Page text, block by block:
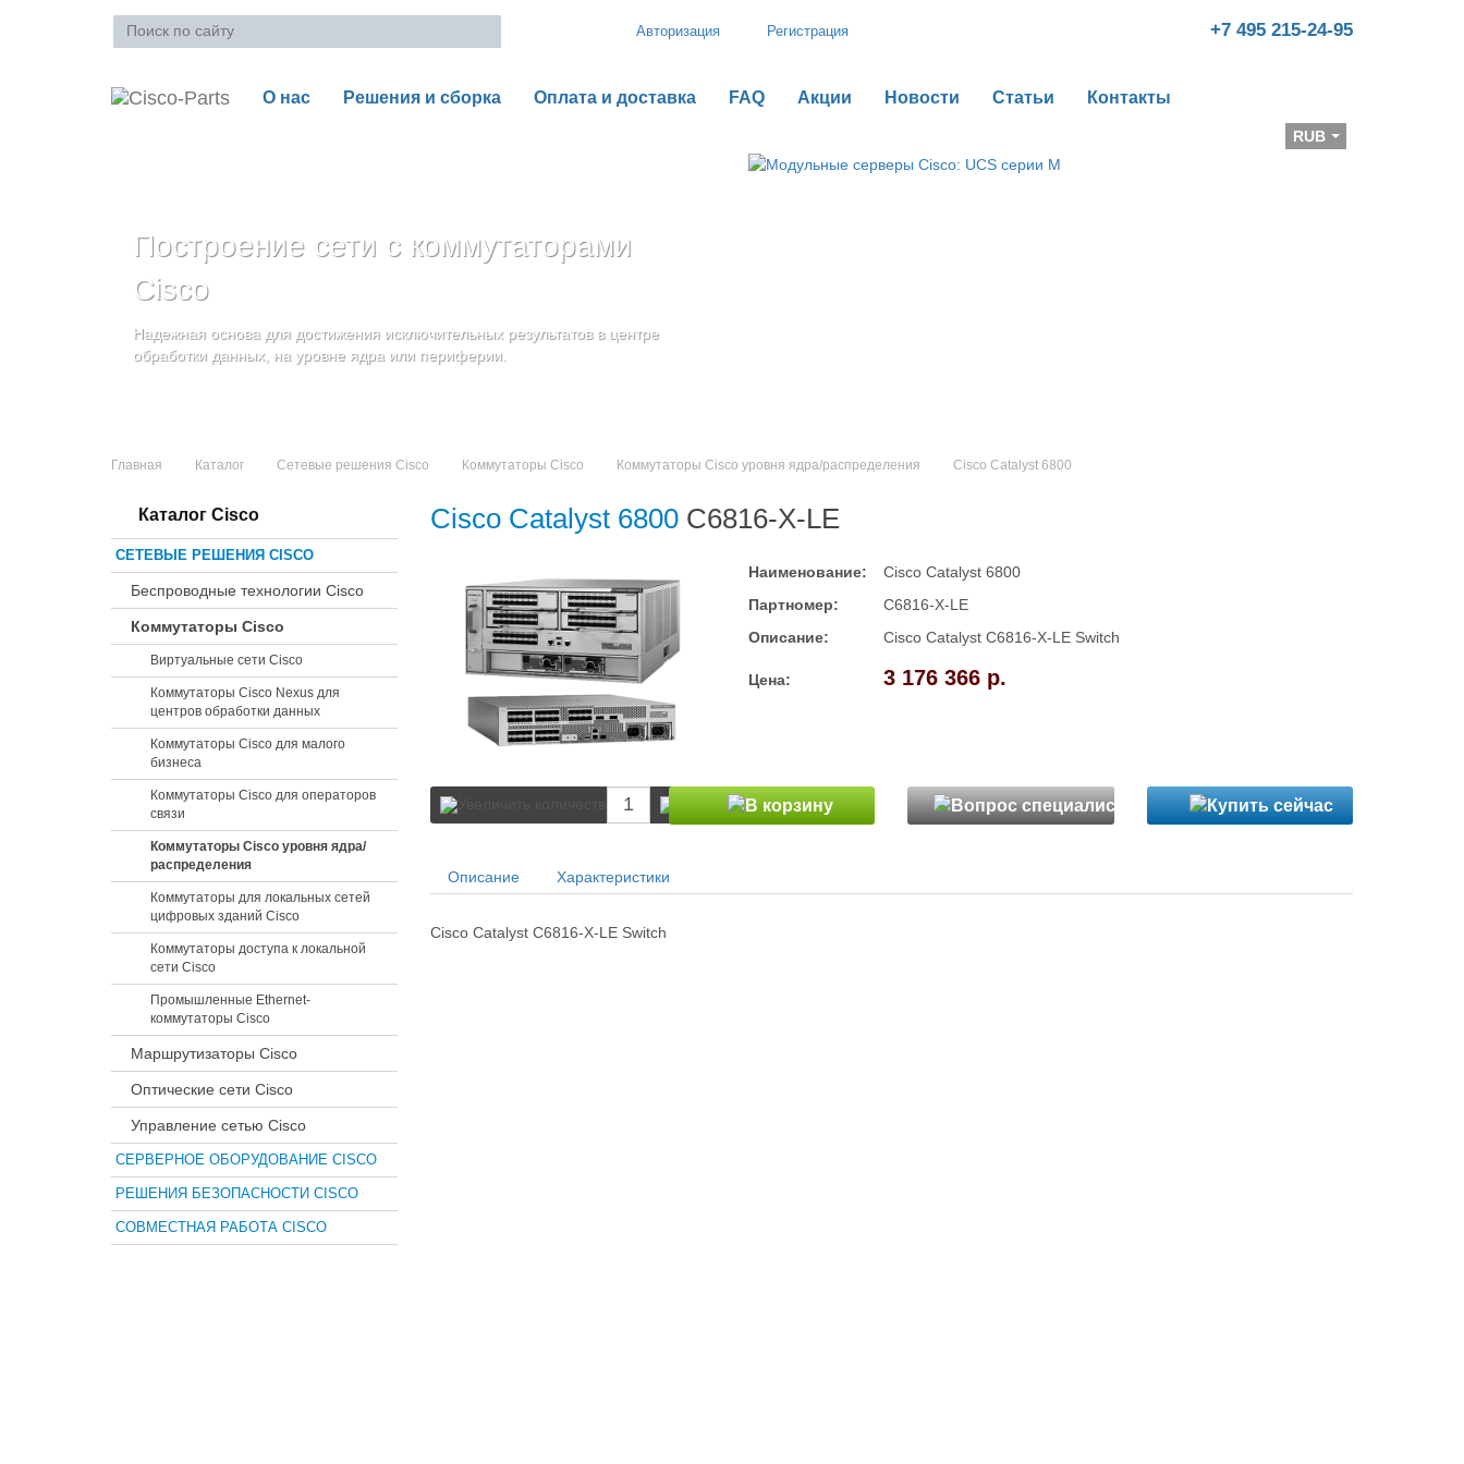
Авторизация Регистрация +7 495 215-24-95
О нас Решения и сборка Оплата и доставка FAQ Акции Новости Статьи Контакты
RUB
Построение сети с коммутаторами
Cisco
Надежная основа для достижения исключительных результатов в центре
обработки данных, на уровне ядра или периферии.
Стоечные серверы Cisco UCS серии C
и повышение адаптивности Вашего бизнеса
Блейд-серверы: UCS серии B
и дополнительные компоненты
Увеличьте производительность сервера с помощью гибкой,
масштабируемой архитектуры
Главная Каталог Сетевые решения Cisco Коммутаторы Cisco Коммутаторы Cisco уровня ядра/распределения Cisco Catalyst 6800
Каталог Cisco
СЕТЕВЫЕ РЕШЕНИЯ CISCO
Беспроводные технологии Cisco
Коммутаторы Cisco
Виртуальные сети Cisco
Коммутаторы Cisco Nexus для
центров обработки данных
Коммутаторы Cisco для малого
бизнеса
Коммутаторы Cisco для операторов
связи
Коммутаторы Cisco уровня ядра/
распределения
Коммутаторы для локальных сетей
цифровых зданий Cisco
Коммутаторы доступа к локальной
сети Cisco
Промышленные Ethernet-
коммутаторы Cisco
Маршрутизаторы Cisco
Оптические сети Cisco
Управление сетью Cisco
СЕРВЕРНОЕ ОБОРУДОВАНИЕ CISCO
РЕШЕНИЯ БЕЗОПАСНОСТИ CISCO
СОВМЕСТНАЯ РАБОТА CISCO
Cisco Catalyst 6800 C6816-X-LE
Наименование:
Cisco Catalyst 6800
Партномер:
C6816-X-LE
Описание:
Cisco Catalyst C6816-X-LE Switch
Цена: 3 176 366 р.
Описание Характеристики
Cisco Catalyst C6816-X-LE Switch